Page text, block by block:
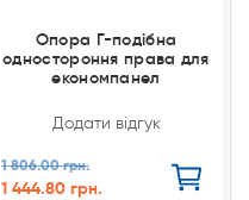
Опора Г-подібна
одностороння права для
економпанел
Додати відгук
1 806.00 грн.
1 444.80 грн.